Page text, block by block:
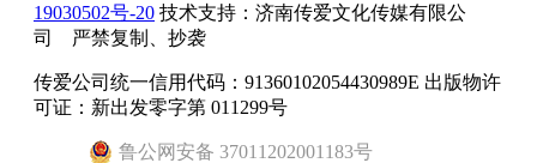
19030502号-20 技术支持：济南传爱文化传媒有限公
司 严禁复制、抄袭
传爱公司统一信用代码：91360102054430989E 出版物许
可证：新出发零字第 011299号
鲁公网安备 37011202001183号